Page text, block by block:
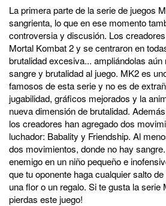
La primera parte de la serie de juegos
sangrienta, lo que en ese momento
controversia y discusión. Los
Mortal Kombat 2 y se centraron en
brutalidad excesiva... ampliándolas
sangre y brutalidad al juego. MK2 es
famosos de esta serie y no es de
jugabilidad, gráficos mejorados y la
nueva dimensión de brutalidad.
los creadores han agregado dos
luchador: Babality y Friendship. Al
dos movimientos, donde no hay
enemigo en un niño pequeño e
que tu oponente haga cualquier salto
una flor o un regalo. Si te gusta la serie
pierdas este juego!